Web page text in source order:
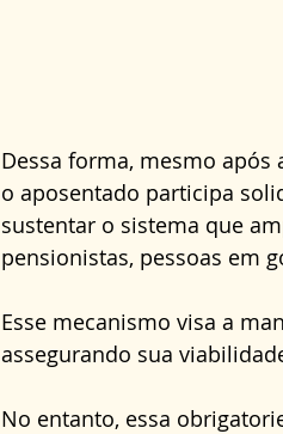
Dessa forma, mesmo
o aposentado participa
sustentar o sistema que
pensionistas, pessoas em
Esse mecanismo visa a
assegurando sua
No entanto, essa